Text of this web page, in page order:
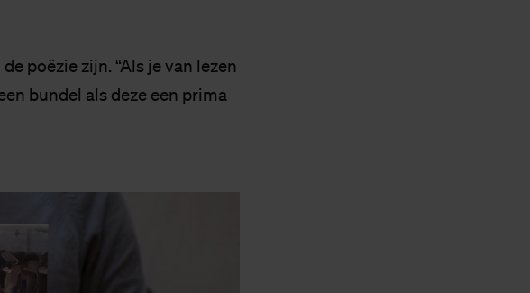
poëzie zijn. “Als je van lezen
bundel als deze een prima